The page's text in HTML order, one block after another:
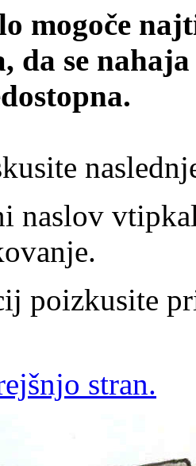
mogoče
da se
naslov
poizkusite
stran.